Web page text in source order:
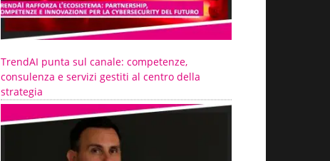
TrendAI punta sul canale: competenze,
consulenza e servizi gestiti al centro della
strategia